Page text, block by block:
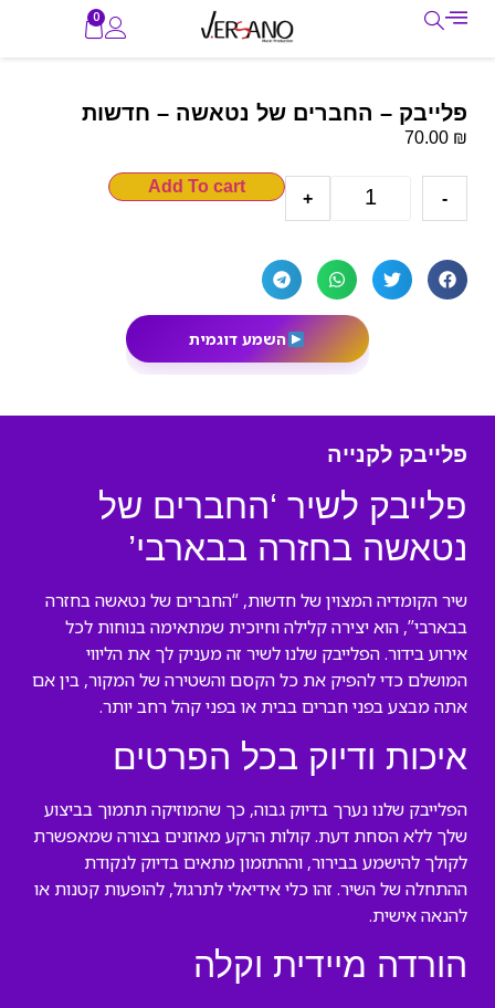
0
פלייבק – החברים של נטאשה – חדשות
70.00 ₪
-
+
Add To cart
השמע דוגמית
פלייבק לקנייה
פלייבק לשיר ‘החברים של
נטאשה בחזרה בבארבי’
שיר הקומדיה המצוין של חדשות, “החברים של נטאשה בחזרה
בבארבי”, הוא יצירה קלילה וחיוכית שמתאימה בנוחות לכל
אירוע בידור. הפלייבק שלנו לשיר זה מעניק לך את הליווי
המושלם כדי להפיק את כל הקסם והשטירה של המקור, בין אם
אתה מבצע בפני חברים בבית או בפני קהל רחב יותר.
איכות ודיוק בכל הפרטים
הפלייבק שלנו נערך בדיוק גבוה, כך שהמוזיקה תתמוך בביצוע
שלך ללא הסחת דעת. קולות הרקע מאוזנים בצורה שמאפשרת
לקולך להישמע בבירור, וההתזמון מתאים בדיוק לנקודת
ההתחלה של השיר. זהו כלי אידיאלי לתרגול, להופעות קטנות או
להנאה אישית.
הורדה מיידית וקלה